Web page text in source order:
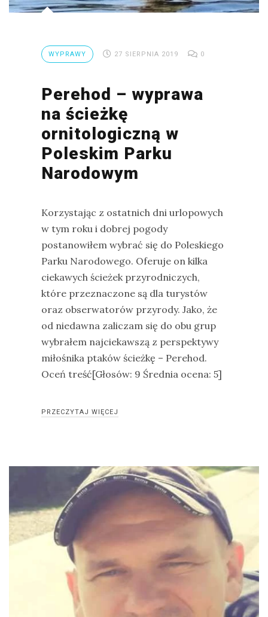
WYPRAWY 27 SIERPNIA 2019 0
Perehod – wyprawa
na ścieżkę
ornitologiczną w
Poleskim Parku
Narodowym
Korzystając z ostatnich dni urlopowych
w tym roku i dobrej pogody
postanowiłem wybrać się do Poleskiego
Parku Narodowego. Oferuje on kilka
ciekawych ścieżek przyrodniczych,
które przeznaczone są dla turystów
oraz obserwatorów przyrody. Jako, że
od niedawna zaliczam się do obu grup
wybrałem najciekawszą z perspektywy
miłośnika ptaków ścieżkę – Perehod.
Oceń treść[Głosów: 9 Średnia ocena: 5]
PRZECZYTAJ WIĘCEJ